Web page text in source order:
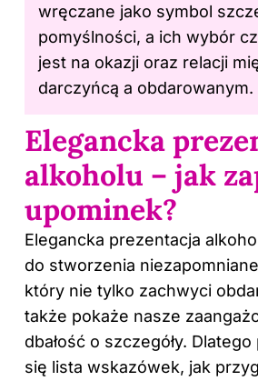
wręczane jako symbol
pomyślności, a ich wybór
jest na okazji oraz relacji
darczyńcą a obdarowanym.
Elegancka
alkoholu – jak
upominek?
Elegancka prezentacja
do stworzenia
który nie tylko zachwyci
także pokaże nasze
dbałość o szczegóły.
się lista wskazówek, jak